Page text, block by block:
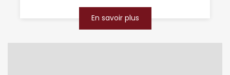
En savoir plus